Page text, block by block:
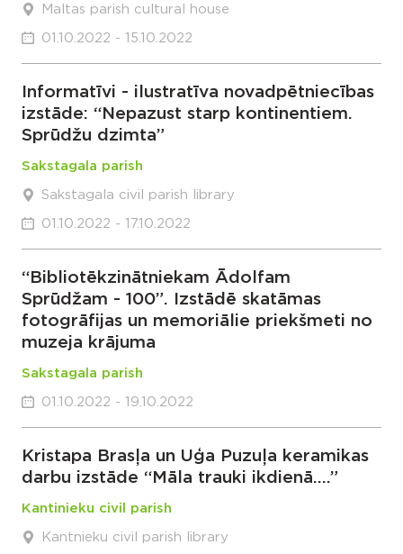
Maltas parish cultural house
01.10.2022 - 15.10.2022
Informatīvi - ilustratīva novadpētniecības
izstāde: “Nepazust starp kontinentiem.
Sprūdžu dzimta”
Sakstagala parish
Sakstagala civil parish library
01.10.2022 - 17.10.2022
“Bibliotēkzinātniekam Ādolfam
Sprūdžam - 100”. Izstādē skatāmas
fotogrāfijas un memoriālie priekšmeti no
muzeja krājuma
Sakstagala parish
01.10.2022 - 19.10.2022
Kristapa Brasļa un Uģa Puzuļa keramikas
darbu izstāde “Māla trauki ikdienā….”
Kantinieku civil parish
Kantnieku civil parish library